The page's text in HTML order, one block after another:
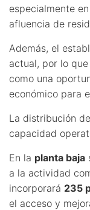
especialmente
afluencia de
Además, el
actual, por lo
como una
económico para
La distribución
capacidad
En la planta baja
a la actividad
incorporará 235
el acceso y